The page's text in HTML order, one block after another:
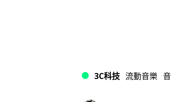
3C科技 流動音樂